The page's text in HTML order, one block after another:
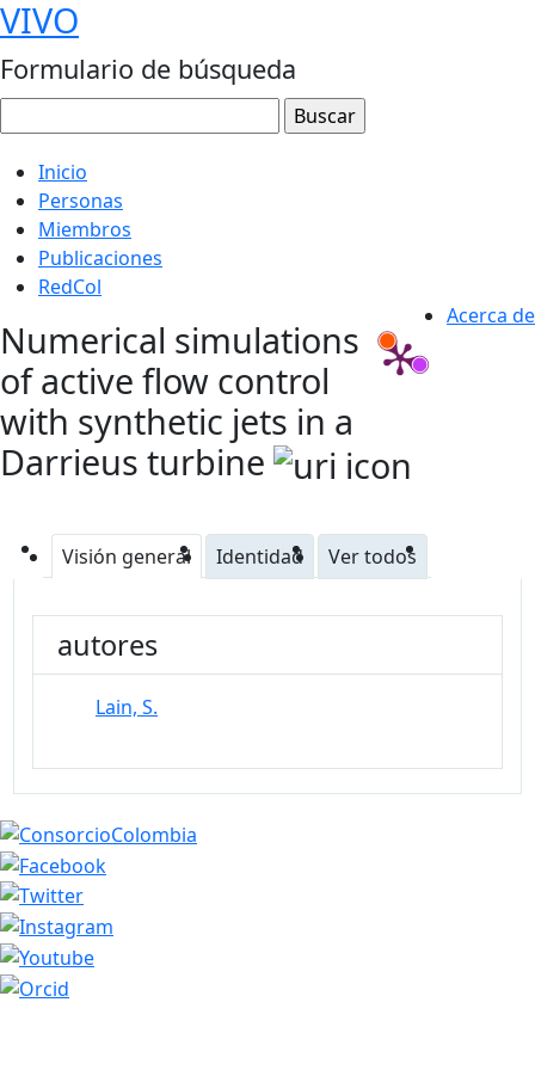
VIVO
Formulario de búsqueda
Inicio
Personas
Miembros
Publicaciones
RedCol
Acerca de
Numerical simulations
of active flow control
with synthetic jets in a
Darrieus turbine
Visión general Identidad Ver todos
autores
Lain, S.